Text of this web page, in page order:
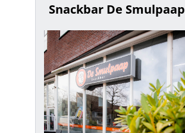
Snackbar De Smulpaap